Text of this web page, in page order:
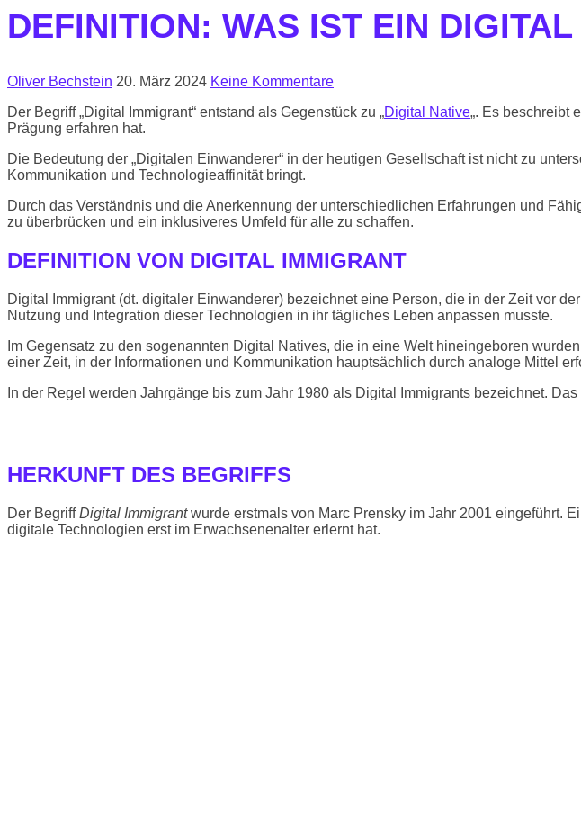
DEFINITION: WAS IST EIN
Oliver Bechstein 20. März 2024 Keine Kommentare
Der Begriff „Digital Immigrant“ entstand als Gegenstück zu „Digital Native„. Es beschreibt
Prägung erfahren hat.
Die Bedeutung der „Digitalen Einwanderer“ in der heutigen Gesellschaft ist nicht zu
Kommunikation und Technologieaffinität bringt.
Durch das Verständnis und die Anerkennung der unterschiedlichen Erfahrungen und
zu überbrücken und ein inklusiveres Umfeld für alle zu schaffen.
DEFINITION VON DIGITAL IMMIGRANT
Digital Immigrant (dt. digitaler Einwanderer) bezeichnet eine Person, die in der Zeit vor
Nutzung und Integration dieser Technologien in ihr tägliches Leben anpassen musste.
Im Gegensatz zu den sogenannten Digital Natives, die in eine Welt hineingeboren
einer Zeit, in der Informationen und Kommunikation hauptsächlich durch analoge Mittel
In der Regel werden Jahrgänge bis zum Jahr 1980 als Digital Immigrants bezeichnet.
HERKUNFT DES BEGRIFFS
Der BegriffDigital Immigrantwurde erstmals von Marc Prensky im Jahr 2001 eingeführt.
digitale Technologien erst im Erwachsenenalter erlernt hat.